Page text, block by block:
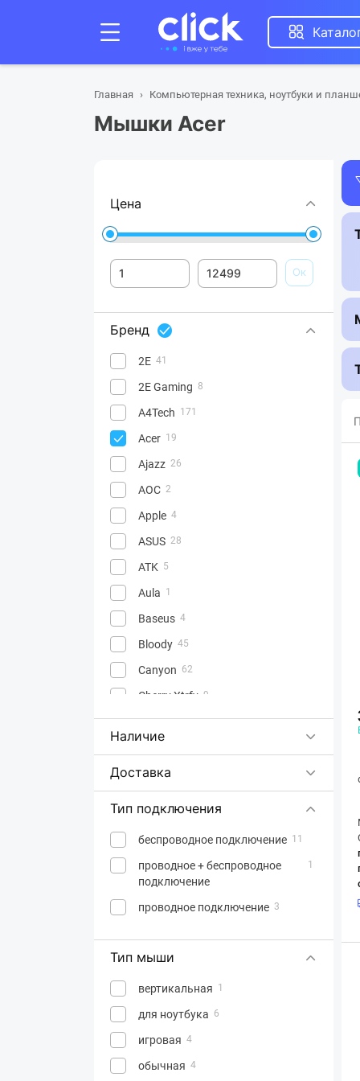
Главная Компьютерная техника, ноутбуки и
Мышки Acer
Цена
Ок
Бренд
2E 41
2E Gaming 8
A4Tech 171
Acer 19
Ajazz 26
AOC 2
Apple 4
ASUS 28
ATK 5
Aula 1
Baseus 4
Bloody 45
Canyon 62
Cherry Xtrfy 9
CoolerMaster 2
Cougar
8
Dream Machines 9
Frime
Наличие
Доставка
Тип подключения
беспроводное подключение 11
проводное + беспроводное
подключение
1
проводное подключение 3
Тип мыши
вертикальная 1
для ноутбука 6
игровая 4
обычная 4